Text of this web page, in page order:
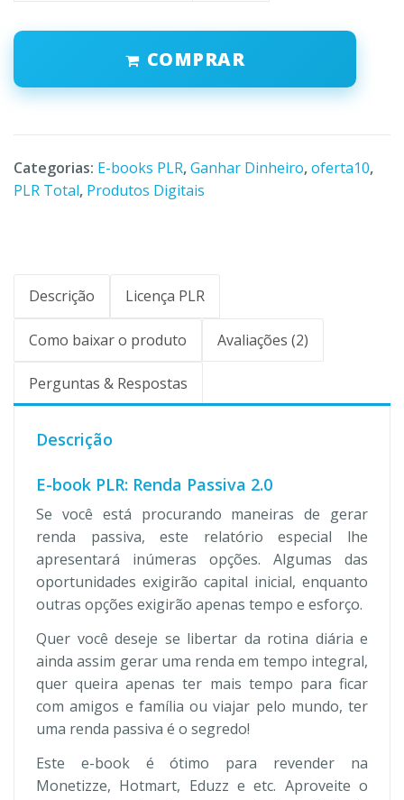
COMPRAR
Categorias: E-books PLR,Ganhar Dinheiro,oferta10,
PLR Total, Produtos Digitais
Descrição Licença PLR
Como baixar o produto Avaliações (2)
Perguntas & Respostas
Descrição
E-book PLR: Renda Passiva 2.0
Se você está procurando maneiras de gerar
renda passiva, este relatório especial lhe
apresentará inúmeras opções. Algumas das
oportunidades exigirão capital inicial, enquanto
outras opções exigirão apenas tempo e esforço.
Quer você deseje se libertar da rotina diária e
ainda assim gerar uma renda em tempo integral,
quer queira apenas ter mais tempo para ficar
com amigos e família ou viajar pelo mundo, ter
uma renda passiva é o segredo!
Este e-book é ótimo para revender na
Monetizze, Hotmart, Eduzz e etc. Aproveite o